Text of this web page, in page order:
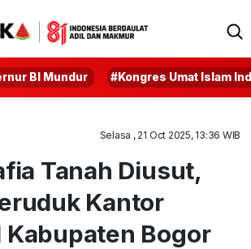
BI Mundur #Kongres Umat Islam
Selasa , 21 Oct 2025, 13:36 WIB
Tanah Diusut,
Kantor
Kabupaten Bogor